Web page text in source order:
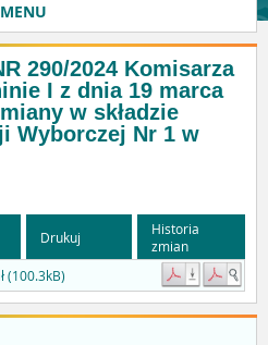
MENU
290/2024 Komisarza
I z dnia 19 marca
w składzie
Wyborczej Nr 1 w
Drukuj
Historia
zmian
(100.3kB)